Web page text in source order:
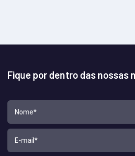
Fique por dentro das nossas